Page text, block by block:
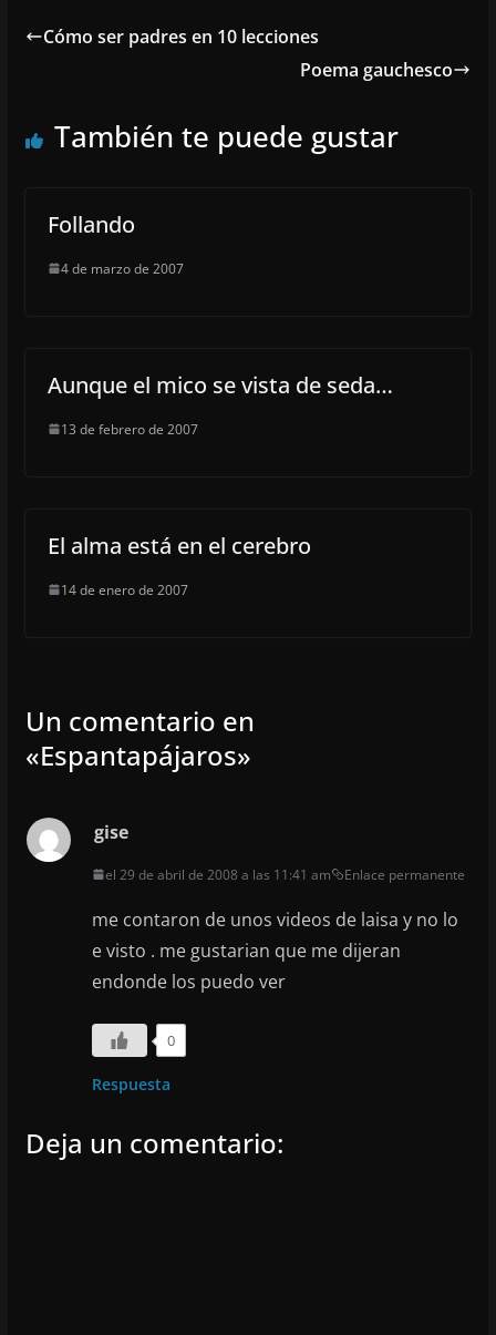
Cómo ser padres en 10 lecciones
Poema gauchesco
También te puede gustar
Follando
4 de marzo de 2007
Aunque el mico se vista de seda…
13 de febrero de 2007
El alma está en el cerebro
14 de enero de 2007
Un comentario en
«Espantapájaros»
gise
el 29 de abril de 2008 a las 11:41 am Enlace permanente
me contaron de unos videos de laisa y no lo
e visto . me gustarian que me dijeran
endonde los puedo ver
0
Respuesta
Deja un comentario: